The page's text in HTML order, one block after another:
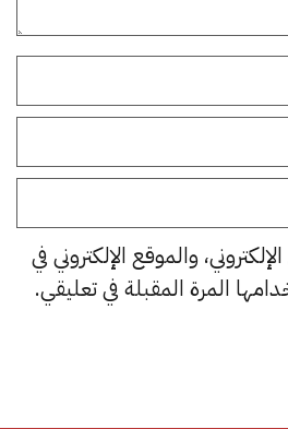
والموقع الإلكتروني في
المرة المقبلة في تعليقي.